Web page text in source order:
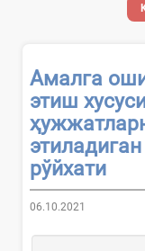
Амалга
этиш
рўйхати
06.10.2021